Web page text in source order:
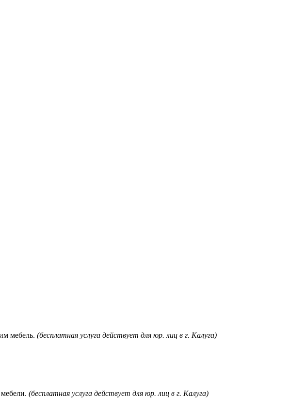
мебель. (бесплатная услуга действует для юр. лиц в г. Калуга)
(бесплатная услуга действует для юр. лиц в г. Калуга)